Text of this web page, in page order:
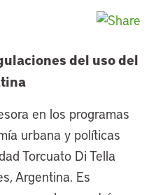
del uso del
en los programas
urbana y políticas
Torcuato Di Tella
Argentina. Es